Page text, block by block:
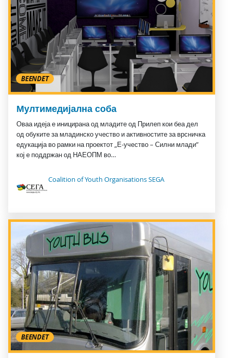
BEENDET
Мултимедијална соба
Оваа идеја е иницирана од младите од Прилеп кои беа дел
од обуките за младинско учество и активностите за врсничка
едукација во рамки на проектот „Е-учество – Силни млади”
кој е поддржан од НАЕОПМ во…
Coalition of Youth Organisations SEGA
BEENDET